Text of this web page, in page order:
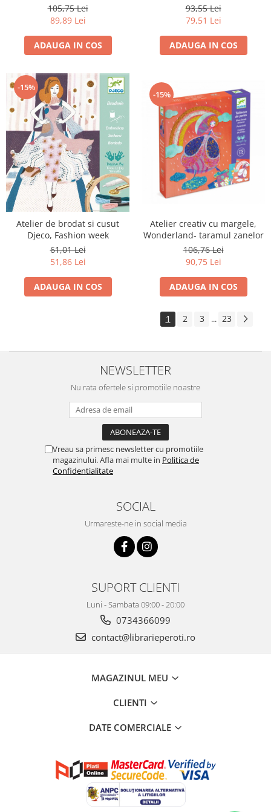
105,75 Lei
89,89 Lei
ADAUGA IN COS
93,55 Lei
79,51 Lei
ADAUGA IN COS
-15%
Atelier de brodat si cusut
Djeco, Fashion week
61,01 Lei
51,86 Lei
ADAUGA IN COS
-15%
Atelier creativ cu margele,
Wonderland- taramul zanelor
106,76 Lei
90,75 Lei
ADAUGA IN COS
1 2 3 ... 23
NEWSLETTER
Nu rata ofertele si promotiile noastre
Vreau sa primesc newsletter cu promotiile
magazinului. Afla mai multe in Politica de
Confidentialitate
SOCIAL
Urmareste-ne in social media
SUPORT CLIENTI
Luni - Sambata 09:00 - 20:00
0734366099
contact@librarieperoti.ro
MAGAZINUL MEU
CLIENTI
DATE COMERCIALE